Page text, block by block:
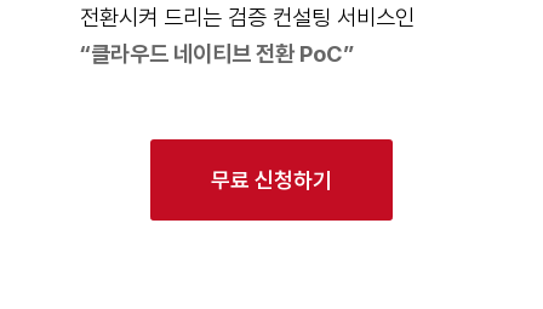
전환시켜 드리는 검증 컨설팅 서비스인
“클라우드 네이티브 전환 PoC”
무료 신청하기